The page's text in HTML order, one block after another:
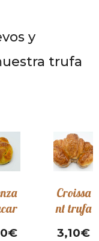
y
trufa
€
Croissa
nt trufa
3,10€